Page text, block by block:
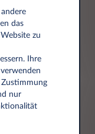
und
bei
Sie
das
zu
Ihre
nur